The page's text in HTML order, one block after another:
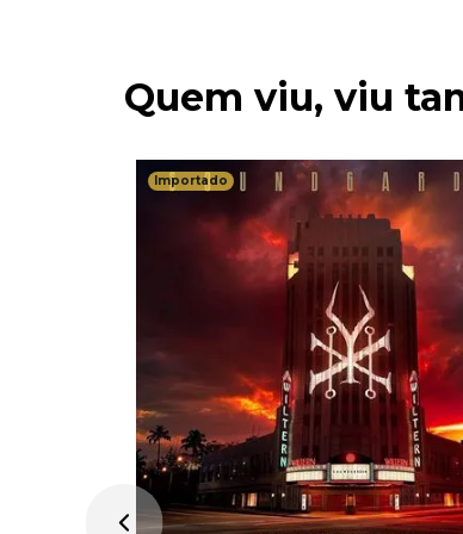
Quem viu, viu
Importado